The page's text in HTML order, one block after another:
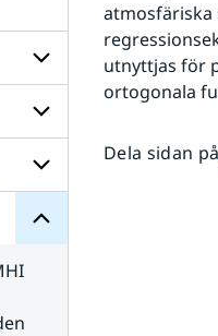
Undersidor
för
Om
SMHI
Undersidor
för
Jobba
på
Undersidor
Kontakta
SMHI
för
från
SMHI
atmosfäriska
utnyttjas för
ortogonala
Dela sidan på